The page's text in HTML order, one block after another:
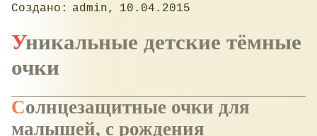
admin 10.04.2015
Уникальные детские тёмные
очки
Солнцезащитные очки для
малышей, с рождения